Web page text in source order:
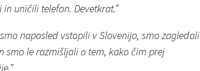
uničili telefon. Devetkrat.”
naposled vstopili v Slovenijo, smo zagledali
smo le razmišljali o tem, kako čim prej